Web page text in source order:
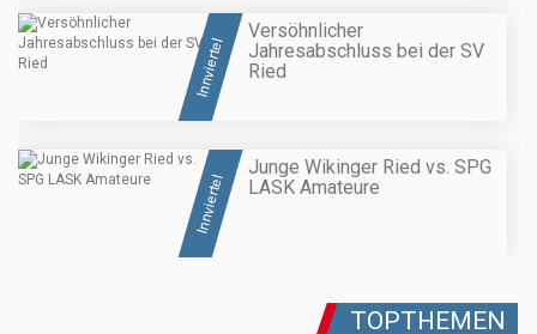
Innviertel
Versöhnlicher
Jahresabschluss bei der SV
Ried
Innviertel
Junge Wikinger Ried vs. SPG
LASK Amateure
TOPTHEMEN